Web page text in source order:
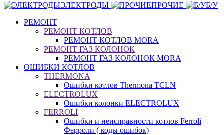
ЭЛЕКТРОДЫ
ПРОЧИЕ
Б/У
РЕМОНТ
РЕМОНТ КОТЛОВ
РЕМОНТ КОТЛОВ MORA
РЕМОНТ ГАЗ КОЛОНОК
РЕМОНТ ГАЗ КОЛОНОК MORA
ОШИБКИ КОТЛОВ
THERMONA
Ошибки котлов Thermona TCLN
ELECTROLUX
Ошибки колонки ELECTROLUX
FERROLI
Ошибки и неисправности котлов Ferroli
Ферроли ( коды ошибок)